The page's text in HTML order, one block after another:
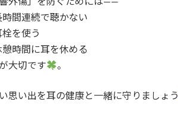
時間連続で聴かない
栓を使う
憩時間に耳を休める
大切です
。
思い出を耳の健康と一緒に守りましょう